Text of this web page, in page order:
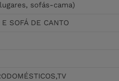
sofás-cama)
SOFÁ DE CANTO